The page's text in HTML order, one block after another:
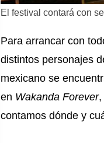
El festival contará con
Para arrancar con
distintos personajes
mexicano se
en Wakanda Forever,
contamos dónde y